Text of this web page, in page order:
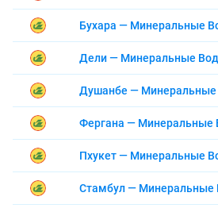
Бухара — Минеральные
Дели — Минеральные
Душанбе —
Фергана — Минеральные
Пхукет — Минеральные
Стамбул — Минеральные